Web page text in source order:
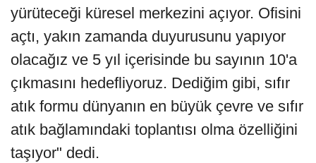
yürüteceği küresel merkezini açıyor. Ofisini
açtı, yakın zamanda duyurusunu yapıyor
olacağız ve 5 yıl içerisinde bu sayının 10'a
çıkmasını hedefliyoruz. Dediğim gibi, sıfır
atık formu dünyanın en büyük çevre ve sıfır
atık bağlamındaki toplantısı olma özelliğini
taşıyor" dedi.